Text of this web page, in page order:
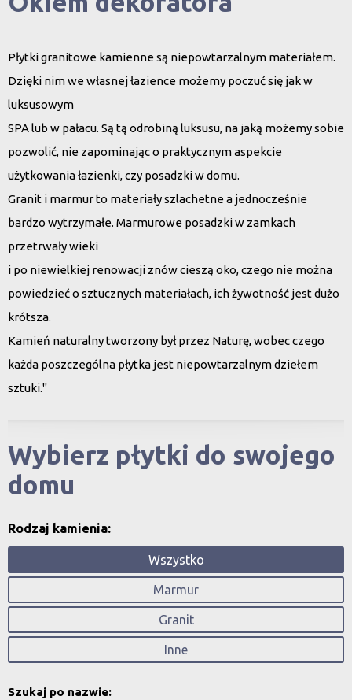
Płytki granitowe kamienne są niepowtarzalnym materiałem.
Dzięki nim we własnej łazience możemy poczuć się jak w
luksusowym
SPA lub w pałacu. Są tą odrobiną luksusu, na jaką możemy sobie
pozwolić, nie zapominając o praktycznym aspekcie
użytkowania łazienki, czy posadzki w domu.
Granit i marmur to materiały szlachetne a jednocześnie
bardzo wytrzymałe. Marmurowe posadzki w zamkach
przetrwały wieki
i po niewielkiej renowacji znów cieszą oko, czego nie można
powiedzieć o sztucznych materiałach, ich żywotność jest dużo
krótsza.
Kamień naturalny tworzony był przez Naturę, wobec czego
każda poszczególna płytka jest niepowtarzalnym dziełem
sztuki."
Wybierz płytki do swojego
domu
Rodzaj kamienia:
Wszystko
Marmur
Granit
Inne
Szukaj po nazwie: